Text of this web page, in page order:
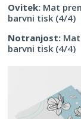
Ovitek: Mat
barvni tisk (4/4)
Notranjost:
barvni tisk (4/4)